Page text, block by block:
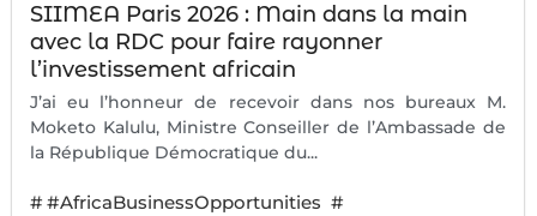
SIIMEA Paris 2026 : Main dans la main
avec la RDC pour faire rayonner
l’investissement africain
J’ai eu l’honneur de recevoir dans nos bureaux M.
Moketo Kalulu, Ministre Conseiller de l’Ambassade de
la République Démocratique du...
# #AfricaBusinessOpportunities #